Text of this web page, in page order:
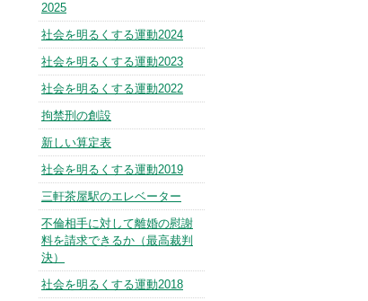
2025
社会を明るくする運動2024
社会を明るくする運動2023
社会を明るくする運動2022
拘禁刑の創設
新しい算定表
社会を明るくする運動2019
三軒茶屋駅のエレベーター
不倫相手に対して離婚の慰謝
料を請求できるか（最高裁判
決）
社会を明るくする運動2018